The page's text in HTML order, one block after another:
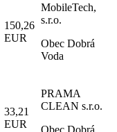
150,26
EUR
MobileTech,
s.r.o.
Obec Dobrá
Voda
33,21
EUR
PRAMA
CLEAN s.r.o.
Obec Dobrá